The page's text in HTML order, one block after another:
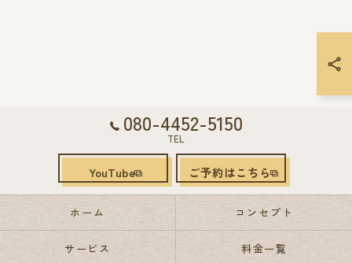
080-4452-5150
TEL
YouTube ご予約はこちら
ホーム コンセプト
サービス 料金一覧